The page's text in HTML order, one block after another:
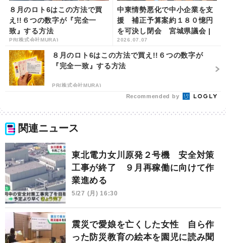
８月のロト6はこの方法で買
え!!６つの数字が『完全一
致』する方法
PR(株式会社MURA)
中東情勢悪化で中小企業を支
援 補正予算案約１８０憶円
を可決し閉会 宮城県議会 |
khb東日本放送
2026.07.07
８月のロト6はこの方法で買え!!６つの数字が
『完全一致』する方法
PR(株式会社MURA)
Recommended by
関連ニュース
東北電力女川原発２号機 安全対策
工事が終了 ９月再稼働に向けて作
業進める
5/27 (月) 16:30
震災で愛娘を亡くした女性 自ら作
った防災教育の絵本を園児に読み聞